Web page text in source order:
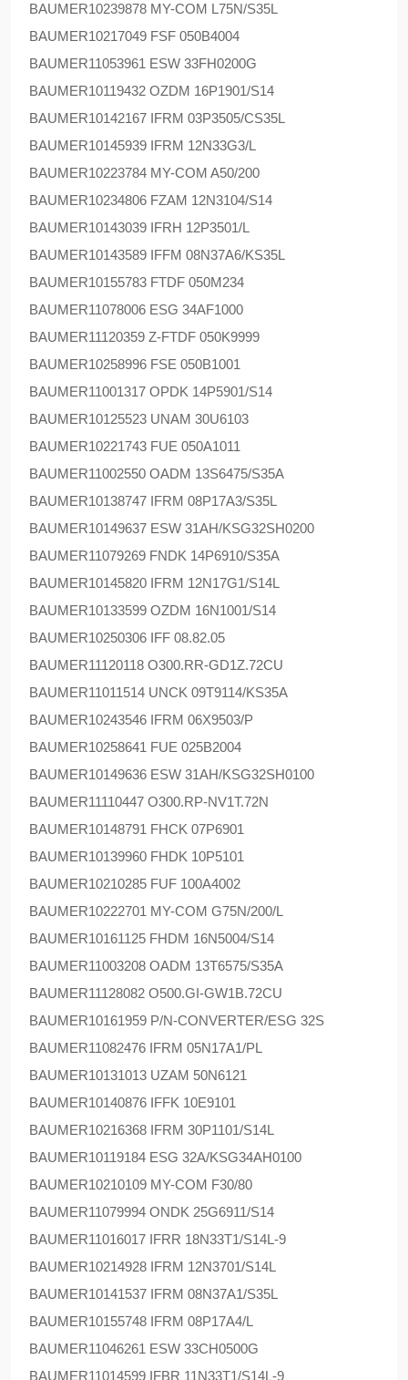
BAUMER10239878 MY-COM L75N/S35L
BAUMER10217049 FSF 050B4004
BAUMER11053961 ESW 33FH0200G
BAUMER10119432 OZDM 16P1901/S14
BAUMER10142167 IFRM 03P3505/CS35L
BAUMER10145939 IFRM 12N33G3/L
BAUMER10223784 MY-COM A50/200
BAUMER10234806 FZAM 12N3104/S14
BAUMER10143039 IFRH 12P3501/L
BAUMER10143589 IFFM 08N37A6/KS35L
BAUMER10155783 FTDF 050M234
BAUMER11078006 ESG 34AF1000
BAUMER11120359 Z-FTDF 050K9999
BAUMER10258996 FSE 050B1001
BAUMER11001317 OPDK 14P5901/S14
BAUMER10125523 UNAM 30U6103
BAUMER10221743 FUE 050A1011
BAUMER11002550 OADM 13S6475/S35A
BAUMER10138747 IFRM 08P17A3/S35L
BAUMER10149637 ESW 31AH/KSG32SH0200
BAUMER11079269 FNDK 14P6910/S35A
BAUMER10145820 IFRM 12N17G1/S14L
BAUMER10133599 OZDM 16N1001/S14
BAUMER10250306 IFF 08.82.05
BAUMER11120118 O300.RR-GD1Z.72CU
BAUMER11011514 UNCK 09T9114/KS35A
BAUMER10243546 IFRM 06X9503/P
BAUMER10258641 FUE 025B2004
BAUMER10149636 ESW 31AH/KSG32SH0100
BAUMER11110447 O300.RP-NV1T.72N
BAUMER10148791 FHCK 07P6901
BAUMER10139960 FHDK 10P5101
BAUMER10210285 FUF 100A4002
BAUMER10222701 MY-COM G75N/200/L
BAUMER10161125 FHDM 16N5004/S14
BAUMER11003208 OADM 13T6575/S35A
BAUMER11128082 O500.GI-GW1B.72CU
BAUMER10161959 P/N-CONVERTER/ESG 32S
BAUMER11082476 IFRM 05N17A1/PL
BAUMER10131013 UZAM 50N6121
BAUMER10140876 IFFK 10E9101
BAUMER10216368 IFRM 30P1101/S14L
BAUMER10119184 ESG 32A/KSG34AH0100
BAUMER10210109 MY-COM F30/80
BAUMER11079994 ONDK 25G6911/S14
BAUMER11016017 IFRR 18N33T1/S14L-9
BAUMER10214928 IFRM 12N3701/S14L
BAUMER10141537 IFRM 08N37A1/S35L
BAUMER10155748 IFRM 08P17A4/L
BAUMER11046261 ESW 33CH0500G
BAUMER11014599 IFBR 11N33T1/S14L-9